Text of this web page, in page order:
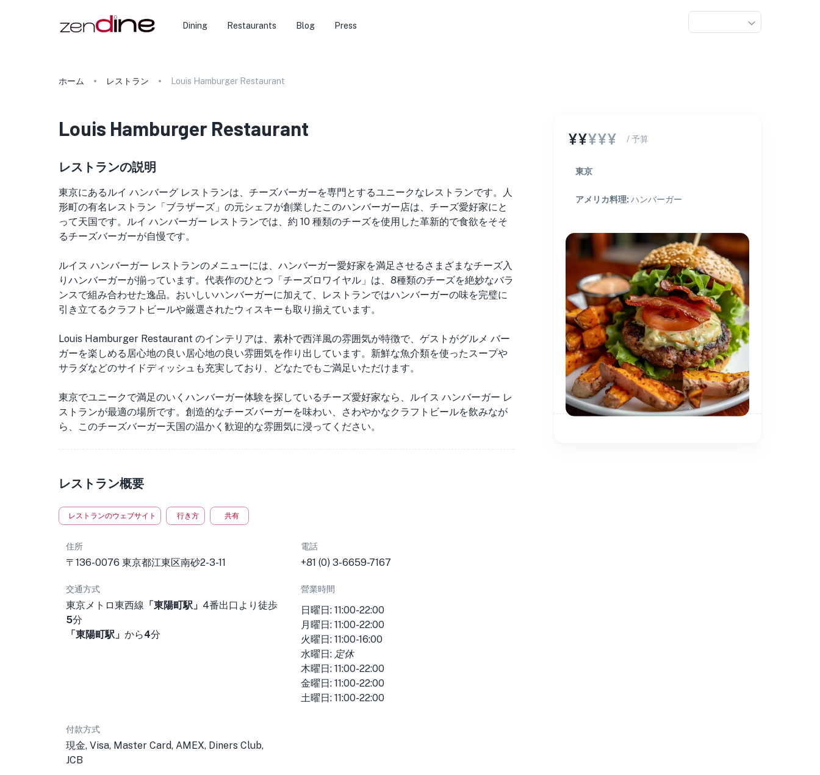
Dining Restaurants Blog Press
ホーム レストラン Louis Hamburger Restaurant
Louis Hamburger Restaurant
レストランの説明
東京にあるルイ ハンバーグ レストランは、チーズバーガーを専門とするユニークなレストランです。人
形町の有名レストラン「ブラザーズ」の元シェフが創業したこのハンバーガー店は、チーズ愛好家にと
って天国です。ルイ ハンバーガー レストランでは、約 10 種類のチーズを使用した革新的で食欲をそそ
るチーズバーガーが自慢です。
ルイス ハンバーガー レストランのメニューには、ハンバーガー愛好家を満足させるさまざまなチーズ入
りハンバーガーが揃っています。代表作のひとつ「チーズロワイヤル」は、8種類のチーズを絶妙なバラ
ンスで組み合わせた逸品。おいしいハンバーガーに加えて、レストランではハンバーガーの味を完璧に
引き立てるクラフトビールや厳選されたウィスキーも取り揃えています。
Louis Hamburger Restaurant のインテリアは、素朴で西洋風の雰囲気が特徴で、ゲストがグルメ バー
ガーを楽しめる居心地の良い居心地の良い雰囲気を作り出しています。新鮮な魚介類を使ったスープや
サラダなどのサイドディッシュも充実しており、どなたでもご満足いただけます。
東京でユニークで満足のいくハンバーガー体験を探しているチーズ愛好家なら、ルイス ハンバーガー レ
ストランが最適の場所です。創造的なチーズバーガーを味わい、さわやかなクラフトビールを飲みなが
ら、このチーズバーガー天国の温かく歓迎的な雰囲気に浸ってください。
レストラン概要
レストランのウェブサイト 行き方 共有
住所
〒136-0076 東京都江東区南砂2-3-11
電話
+81 (0) 3-6659-7167
交通方式
東京メトロ東西線 「東陽町駅」 4番出口より徒歩
5分
「東陽町駅」 から4分
營業時間
日曜日: 11:00-22:00
月曜日: 11:00-22:00
火曜日: 11:00-16:00
水曜日: 定休
木曜日: 11:00-22:00
金曜日: 11:00-22:00
土曜日: 11:00-22:00
付款方式
現金, Visa, Master Card, AMEX, Diners Club,
JCB
¥¥¥¥¥ / 予算
東京
アメリカ料理: ハンバーガー